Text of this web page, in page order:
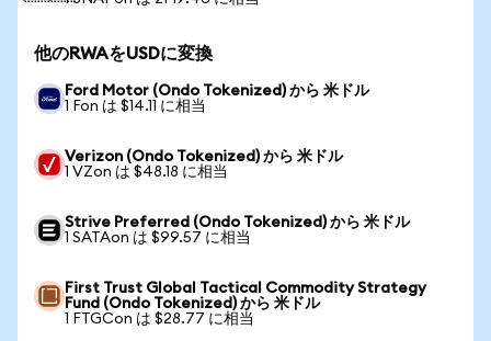
他のRWAをUSDに変換
Ford Motor (Ondo Tokenized) から 米ドル
1 Fon は $14.11 に相当
Verizon (Ondo Tokenized) から 米ドル
1 VZon は $48.18 に相当
Strive Preferred (Ondo Tokenized) から 米ドル
1 SATAon は $99.57 に相当
First Trust Global Tactical Commodity Strategy
Fund (Ondo Tokenized) から 米ドル
1 FTGCon は $28.77 に相当